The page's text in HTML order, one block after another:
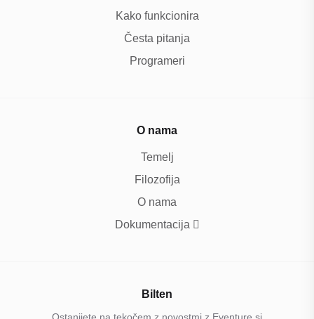
Kako funkcionira
Česta pitanja
Programeri
O nama
Temelj
Filozofija
O nama
Dokumentacija
Bilten